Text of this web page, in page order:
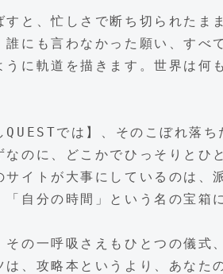
すと、忙しさで断ち切られたま
誰にも言わなかった願い、すべ
うに軌道を描きます。世界は何
QUESTでは】、そのこぼれ落
なのに、どこかでひっそりとひ
サイトが大事にしているのは、
「自分の時間」という名の宝箱
その一呼吸さえもひとつの儀
は、攻略本というより、あな